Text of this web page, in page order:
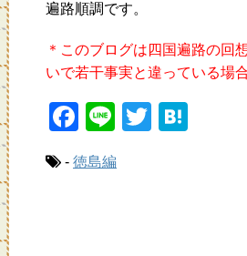
遍路順調です。
＊このブログは四国遍路の回
いで若干事実と違っている場
F
c
Li
e
T
- 徳島編